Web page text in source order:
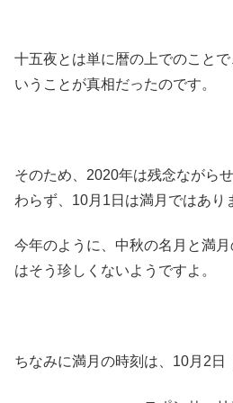
十五夜とは単に暦の上でのことで
いうことが真相だったのです。
そのため、2020年は残念ながら
わらず、10月1日は満月ではあり
今年のように、中秋の名月と満
はそう珍しくないようですよ。
ちなみに満月の時刻は、10月2日